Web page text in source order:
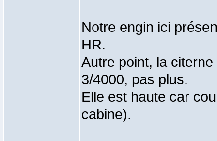
Notre engin ici
HR.
Autre point, la
3/4000, pas plus.
Elle est haute car
cabine).